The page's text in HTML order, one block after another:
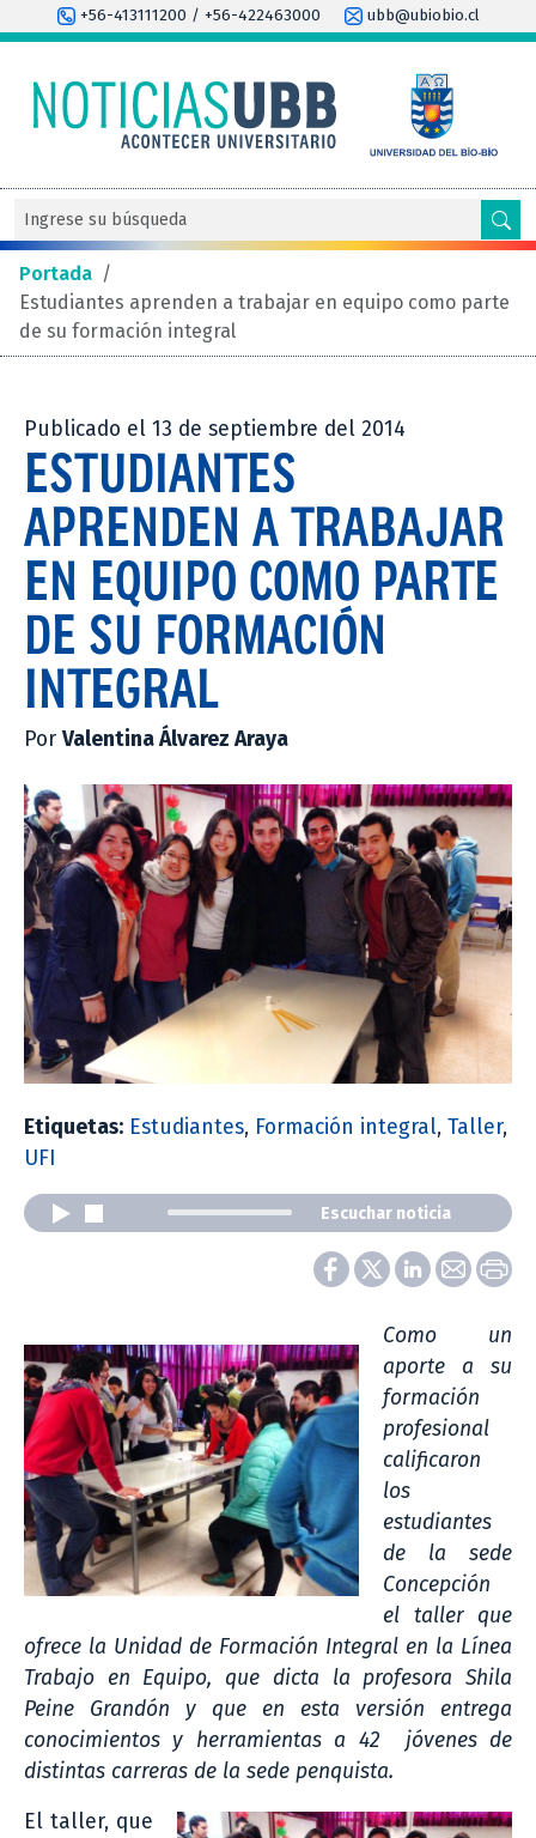
+56-413111200 / +56-422463000 ubb@ubiobio.cl
Portada /
Estudiantes aprenden a trabajar en equipo como parte
de su formación integral
Publicado el 13 de septiembre del 2014
ESTUDIANTES
APRENDEN A TRABAJAR
EN EQUIPO COMO PARTE
DE SU FORMACIÓN
INTEGRAL
PorValentina Álvarez Araya
Etiquetas: Estudiantes, Formación integral, Taller,
UFI
Escuchar noticia
Como un
aporte a su
formación
profesional
calificaron
los
estudiantes
de la sede
Concepción
el taller que
ofrece la Unidad de Formación Integral en la Línea
Trabajo en Equipo, que dicta la profesora Shila
Peine Grandón y que en esta versión entrega
conocimientos y herramientas a 42 jóvenes de
distintas carreras de la sede penquista.
El taller, que